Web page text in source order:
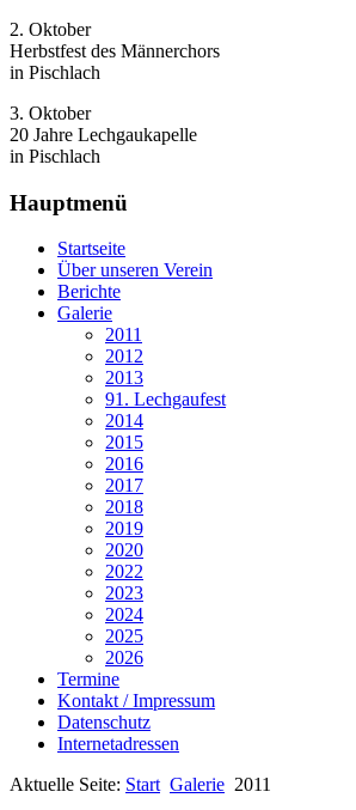
2. Oktober
Herbstfest des Männerchors
in Pischlach
3. Oktober
20 Jahre Lechgaukapelle
in Pischlach
Hauptmenü
Startseite
Über unseren Verein
Berichte
Galerie
2011
2012
2013
91. Lechgaufest
2014
2015
2016
2017
2018
2019
2020
2022
2023
2024
2025
2026
Termine
Kontakt / Impressum
Datenschutz
Internetadressen
Aktuelle Seite: Start Galerie 2011